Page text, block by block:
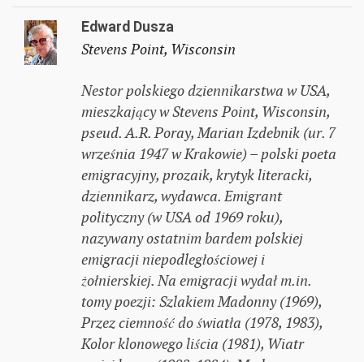
Edward Dusza
Stevens Point, Wisconsin
Nestor polskiego dziennikarstwa w USA,
mieszkający w Stevens Point, Wisconsin,
pseud. A.R. Poray, Marian Izdebnik (ur. 7
września 1947 w Krakowie) – polski poeta
emigracyjny, prozaik, krytyk literacki,
dziennikarz, wydawca. Emigrant
polityczny (w USA od 1969 roku),
nazywany ostatnim bardem polskiej
emigracji niepodległościowej i
żołnierskiej. Na emigracji wydał m.in.
tomy poezji: Szlakiem Madonny (1969),
Przez ciemność do światła (1978, 1983),
Kolor klonowego liścia (1981), Wiatr